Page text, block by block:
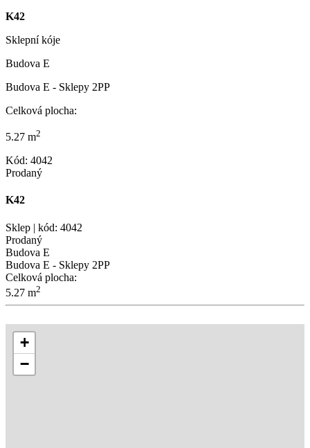
K42
Sklepní kóje
Budova E
Budova E - Sklepy 2PP
Celková plocha:
5.27 m2
Kód: 4042
Prodaný
K42
Sklep | kód: 4042
Prodaný
Budova E
Budova E - Sklepy 2PP
Celková plocha:
5.27 m2
+
−